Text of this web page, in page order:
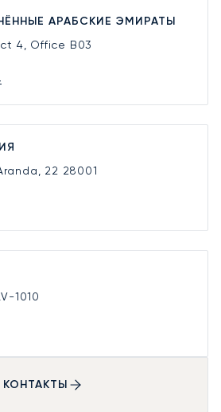
АРАБСКИЕ ЭМИРАТЫ
4, Office B03
22 28001
1010
КОНТАКТЫ